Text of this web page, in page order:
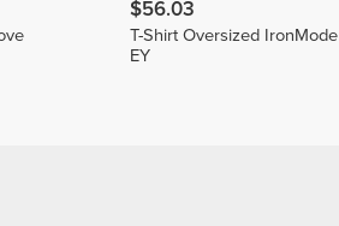
$56.03
T-Shirt Oversized IronMode
EY